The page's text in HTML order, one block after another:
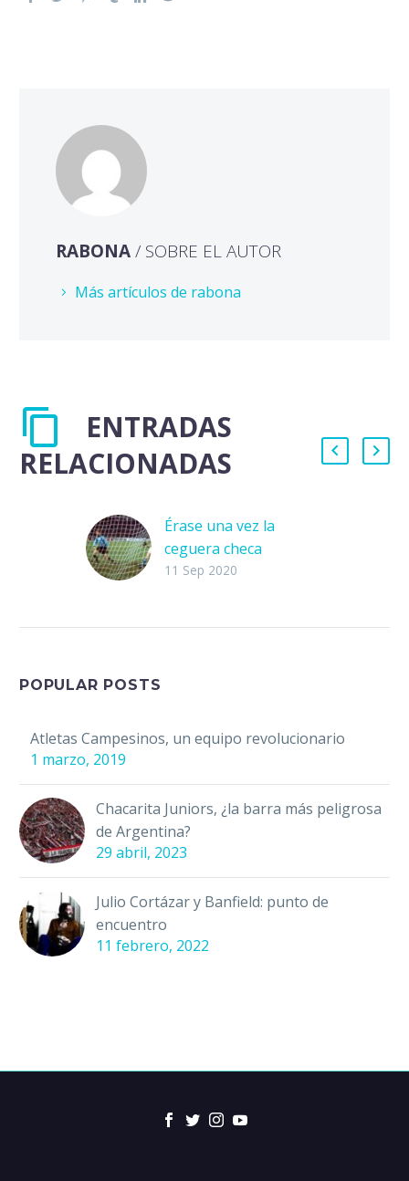
RABONA/ SOBRE EL AUTOR
Más artículos de rabona
ENTRADAS
RELACIONADAS
Érase una vez la
ceguera checa
Tenía cinco años de
11 Sep 2020
POPULAR POSTS
Atletas Campesinos, un equipo revolucionario
1 marzo, 2019
Chacarita Juniors, ¿la barra más peligrosa
de Argentina?
29 abril, 2023
Julio Cortázar y Banfield: punto de
encuentro
11 febrero, 2022